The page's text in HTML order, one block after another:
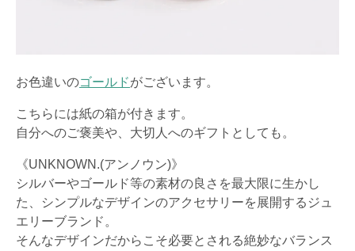
お色違いのゴールドがございます。
こちらには紙の箱が付きます。
自分へのご褒美や、大切人へのギフトとしても。
《UNKNOWN.(アンノウン)》
シルバーやゴールド等の素材の良さを最大限に生かし
た、シンプルなデザインのアクセサリーを展開するジュ
エリーブランド。
そんなデザインだからこそ必要とされる絶妙なバランス